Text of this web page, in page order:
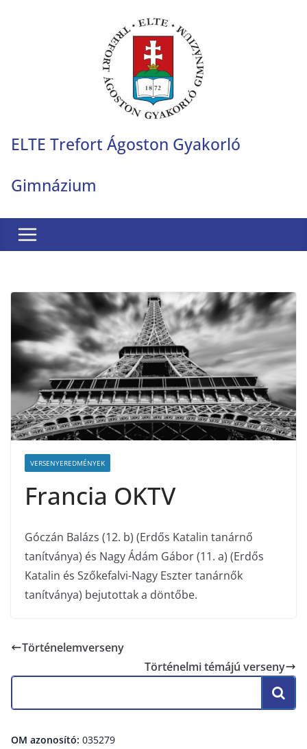
ELTE Trefort Ágoston Gyakorló
Gimnázium
VERSENYEREDMÉNYEK
Francia OKTV
Góczán Balázs (12. b) (Erdős Katalin tanárnő
tanítványa) és Nagy Ádám Gábor (11. a) (Erdős
Katalin és Szőkefalvi-Nagy Eszter tanárnők
tanítványa) bejutottak a döntőbe.
Történelemverseny
Történelmi témájú verseny
OM azonosító: 035279